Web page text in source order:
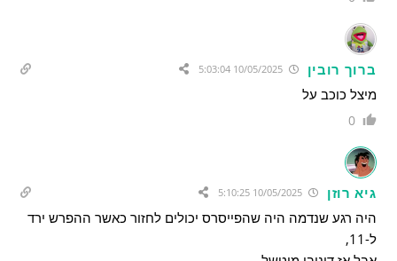
ברוך רובין 10/05/2025 5:03:04
מיצל כוכב על
0
גיא רוזן 10/05/2025 5:10:25
היה רגע שנדמה היה שהפייסרס יכולים לחזור כאשר ההפרש ירד
ל-11,